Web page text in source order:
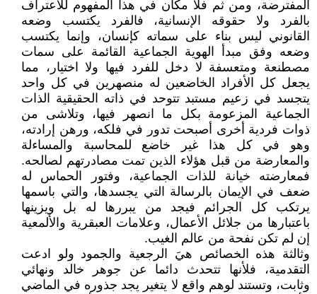
المفترضة، ومن ثم فلا مكان في هذا المفهوم للاعتراف
بالفرد ولا حقوقه الإنسانية، فالفرد يكتسب وضعه
القانوني ليس بناء على سماته كإنسان، وإنما يكتسب
وضعه وفق مبدأ الهوية الجماعية القائمة على سمات
مصطنعة ومتعسفة لا دخل للفرد فيها ولا اختيار، مما
يجعل كل الأفراد الخاضعين له منصهرين في كل واحد
يتجسد في زعيم مستبد تتوحد في ذاته الحقيقية الذات
الجماعية المزعومة بكل ما انصهر فيها، وتلاشى من
ذوات فردية أخرى أصبحت تدور في فلكه، ورهن إرادته،
وهو في كل هذا غير خاضع للمحاسبة والمساءلة
والمعارضة من قبل هؤلاء الذين تمت مصادرتهم لصالحه.
فمعارضته خيانة للذات الجماعية، وفتور الحماس له
ضعف في الإيمان بالرسالة التي يجسدها، والتي باسمها
يرتكب كل الجرائم فيجد من يبررها له بل ويزينها
باعتبارها من جلائل الأعمال، وعلامات العبقرية والألمعية
إن لم تكن نفحة من عالم الغيب.
وثالثة هذه الخصائص هيَ الرجعية والجمود ولو ادعت
التقدمية، فلأنها تتحدث دائما عن جوهر خالد ونهائي
وثابت، وتستند لوهم واقع لا يتغير يجد جذوره في الماضي